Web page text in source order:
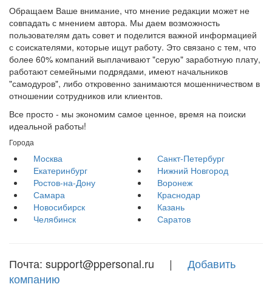
Обращаем Ваше внимание, что мнение редакции может не
совпадать с мнением автора. Мы даем возможность
пользователям дать совет и поделится важной информацией
с соискателями, которые ищут работу. Это связано с тем, что
более 60% компаний выплачивают "серую" заработную плату,
работают семейными подрядами, имеют начальников
"самодуров", либо откровенно занимаются мошенничеством в
отношении сотрудников или клиентов.
Все просто - мы экономим самое ценное, время на поиски
идеальной работы!
Города
Москва
Санкт-Петербург
Екатеринбург
Нижний Новгород
Ростов-на-Дону
Воронеж
Самара
Краснодар
Новосибирск
Казань
Челябинск
Саратов
Почта: support@ppersonal.ru | Добавить
компанию